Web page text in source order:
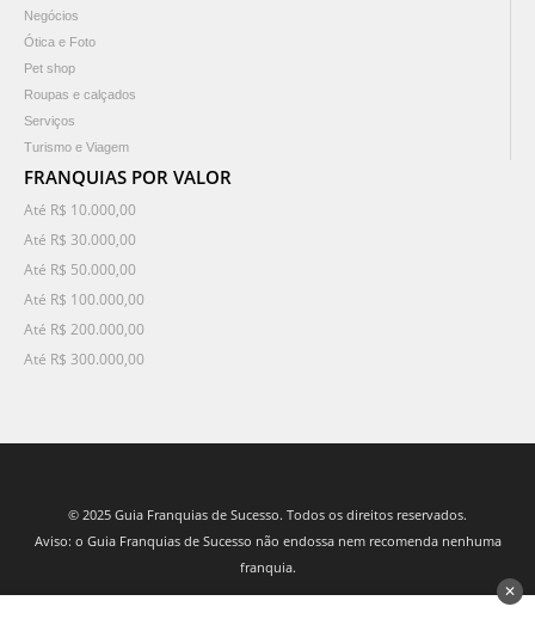
Negócios
Ótica e Foto
Pet shop
Roupas e calçados
Serviços
Turismo e Viagem
FRANQUIAS POR VALOR
Até R$ 10.000,00
Até R$ 30.000,00
Até R$ 50.000,00
Até R$ 100.000,00
Até R$ 200.000,00
Até R$ 300.000,00
© 2025 Guia Franquias de Sucesso. Todos os direitos reservados.
Aviso: o Guia Franquias de Sucesso não endossa nem recomenda nenhuma
franquia.
✕